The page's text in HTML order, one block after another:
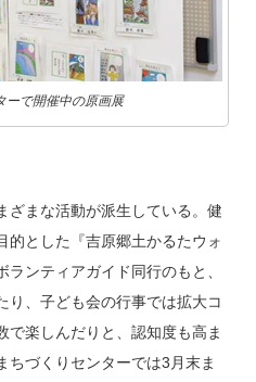
ーで開催中の原画展
ざまな活動が派生している。健
的とした『吉原郷土かるたウォ
ンティアガイド同行のもと、
り、子ども会の行事では拡大コ
で楽しんだりと、認知度も高ま
ちづくりセンターでは3月末ま